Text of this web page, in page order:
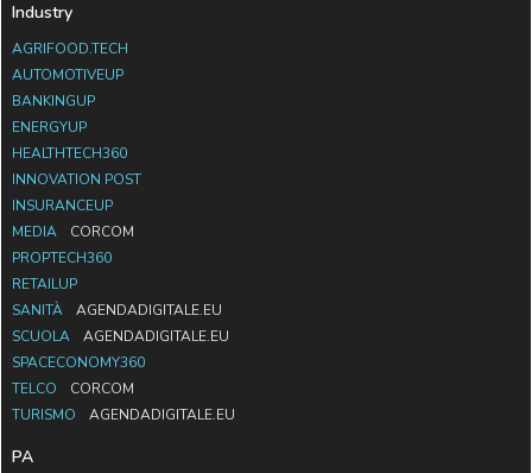
Industry
AGRIFOOD.TECH
AUTOMOTIVEUP
BANKINGUP
ENERGYUP
HEALTHTECH360
INNOVATION POST
INSURANCEUP
MEDIA
CORCOM
PROPTECH360
RETAILUP
SANITÀ
AGENDADIGITALE.EU
SCUOLA
AGENDADIGITALE.EU
SPACECONOMY360
TELCO
CORCOM
TURISMO
AGENDADIGITALE.EU
PA